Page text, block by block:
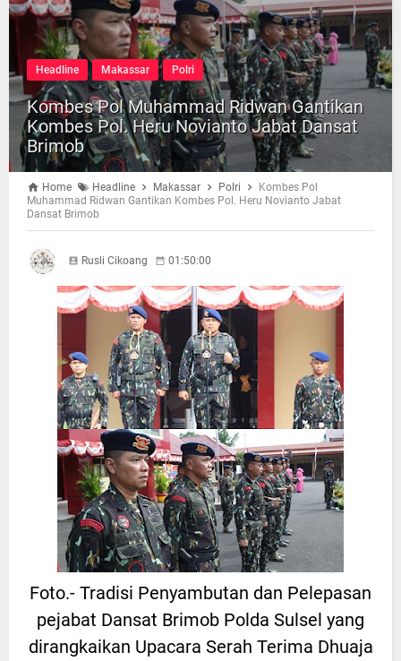
Headline Makassar Polri
Kombes Pol Muhammad Ridwan Gantikan
Kombes Pol. Heru Novianto Jabat Dansat
Brimob
Home Headline Makassar Polri
Kombes Pol
Muhammad Ridwan Gantikan Kombes Pol. Heru Novianto Jabat
Dansat Brimob
Rusli Cikoang 01:50:00
Foto.- Tradisi Penyambutan dan Pelepasan
pejabat Dansat Brimob Polda Sulsel yang
dirangkaikan Upacara Serah Terima Dhuaja